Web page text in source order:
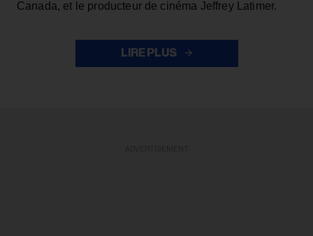
Canada, et le producteur de cinéma Jeffrey Latimer.
LIRE PLUS